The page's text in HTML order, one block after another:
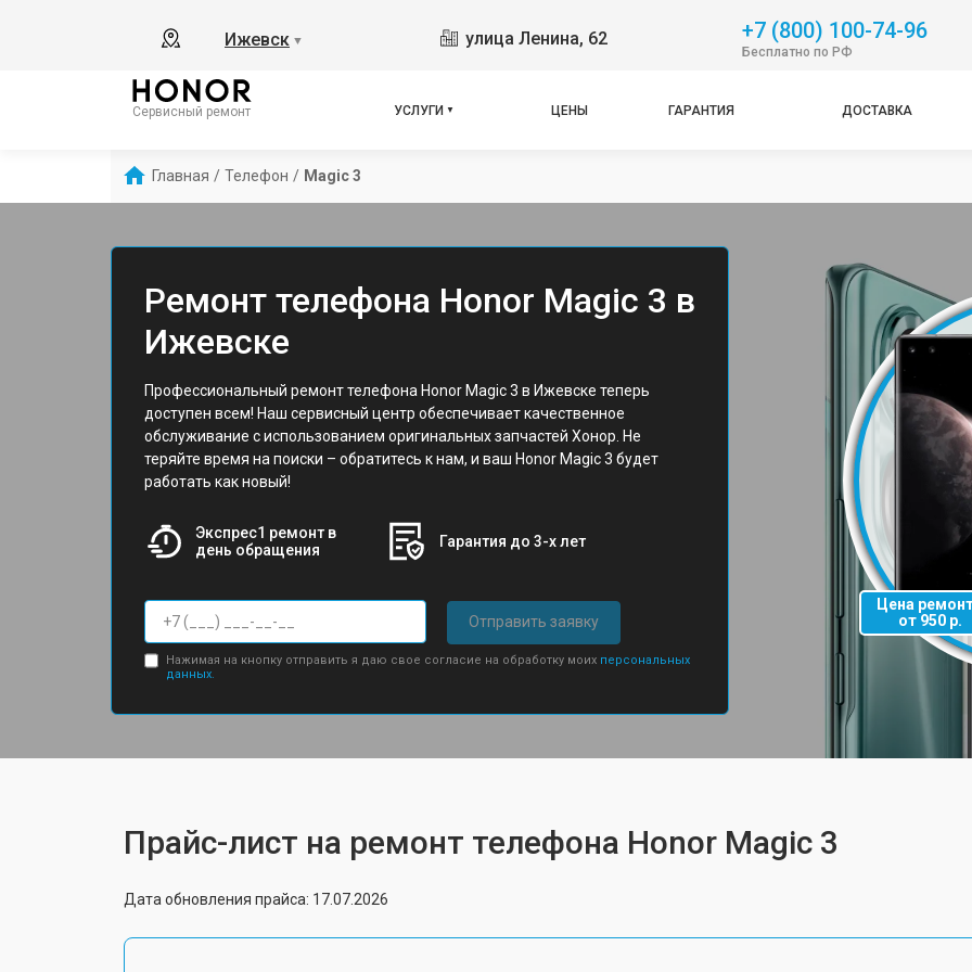
Ижевск ▼ улица Ленина, 62 +7 (800) 100-74-96
Бесплатно по РФ
Сервисный ремонт УСЛУГИ ЦЕНЫ ГАРАНТИЯ ДОСТАВКА
Главная / Телефон / Magic 3
Ремонт телефона Honor Magic 3 в
Ижевске
Профессиональный ремонт телефона Honor Magic 3 в Ижевске теперь
доступен всем! Наш сервисный центр обеспечивает качественное
обслуживание с использованием оригинальных запчастей Хонор. Не
теряйте время на поиски – обратитесь к нам, и ваш Honor Magic 3 будет
работать как новый!
Экспрес1 ремонт в
день обращения
Гарантия до 3-х лет
Отправить заявку
Нажимая на кнопку отправить я даю свое согласие на обработку моих персональных
данных.
Цена
от 950 р.
Прайс-лист на ремонт телефона Honor Magic 3
Дата обновления прайса: 17.07.2026